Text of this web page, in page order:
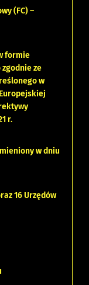
(FC) –
formie
ze
w
r.
w dniu
16 Urzędów